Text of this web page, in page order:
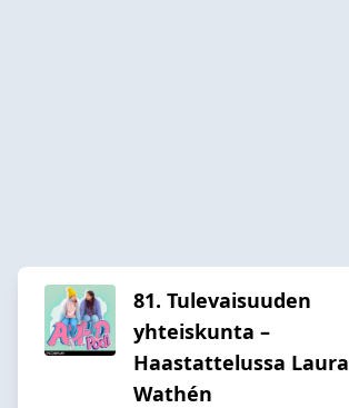
81. Tulevaisuuden
yhteiskunta –
Haastattelussa Laura
Wathén